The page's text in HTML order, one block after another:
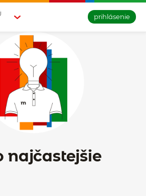
prihlásenie
najčastejšie